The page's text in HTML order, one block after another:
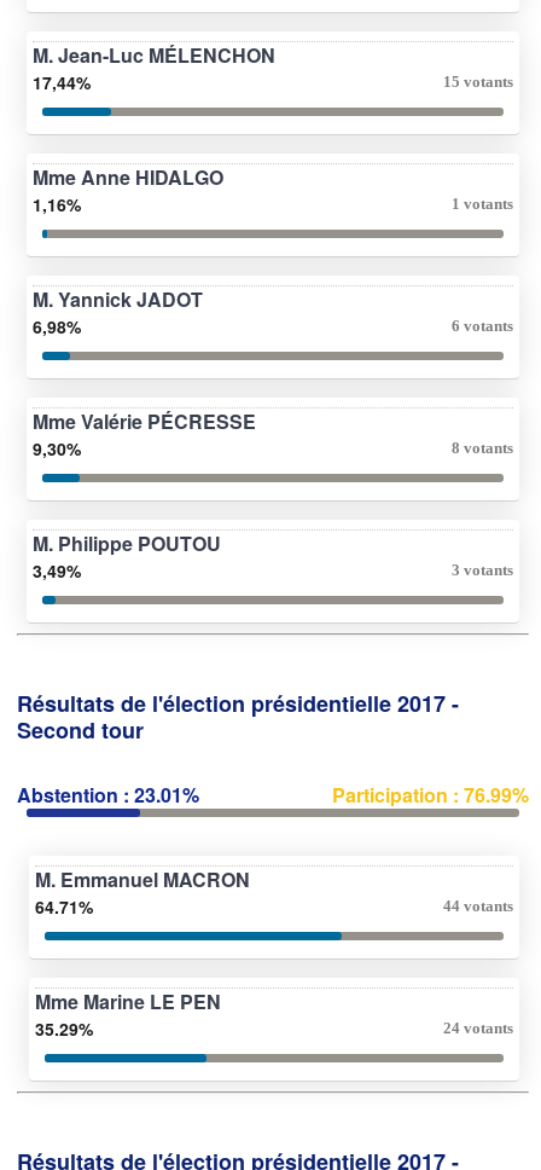
M. Jean-Luc MÉLENCHON
17,44% 15 votants
Mme Anne HIDALGO
1,16% 1 votants
M. Yannick JADOT
6,98% 6 votants
Mme Valérie PÉCRESSE
9,30% 8 votants
M. Philippe POUTOU
3,49% 3 votants
Résultats de l'élection présidentielle 2017 -
Second tour
Abstention : 23.01% Participation : 76.99%
M. Emmanuel MACRON
64.71% 44 votants
Mme Marine LE PEN
35.29% 24 votants
Résultats de l'élection présidentielle 2017 -